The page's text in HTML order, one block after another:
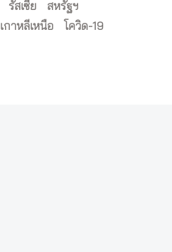
รัสเซีย
สหรัฐฯ
เกาหลีเหนือ โควิด-19